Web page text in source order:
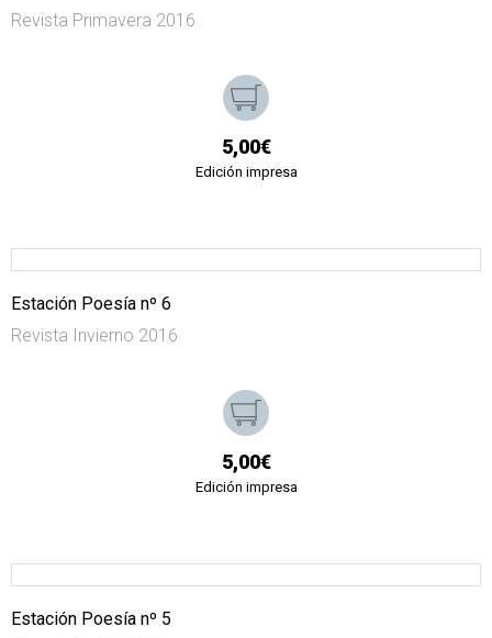
Revista Primavera 2016
5,00€
Edición impresa
Estación Poesía nº 6
Revista Invierno 2016
5,00€
Edición impresa
Estación Poesía nº 5